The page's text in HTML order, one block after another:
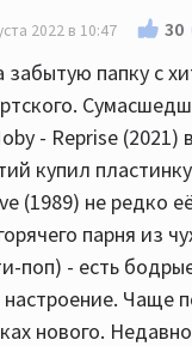
2022 в 10:47 30
забытую папку с
- Reprise (2021)
купил
(1989) не редко
парня из
поп) - есть
настроение. Чаще
нового.